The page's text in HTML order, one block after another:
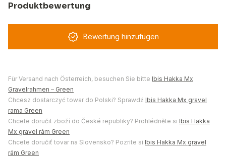
Produktbewertung
Bewertung hinzufügen
Für Versand nach Österreich, besuchen Sie bitte Ibis Hakka Mx
Gravelrahmen – Green
Chcesz dostarczyć towar do Polski? Sprawdź Ibis Hakka Mx gravel
rama Green
Chcete doručit zboží do České republiky? Prohlédněte si Ibis Hakka
Mx gravel rám Green
Chcete doručiť tovar na Slovensko? Pozrite si Ibis Hakka Mx gravel
rám Green